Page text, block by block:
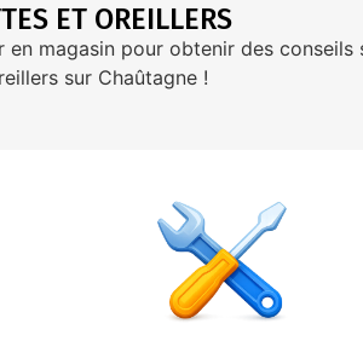
ET OREILLERS
magasin pour obtenir des conseils
sur Chaûtagne !